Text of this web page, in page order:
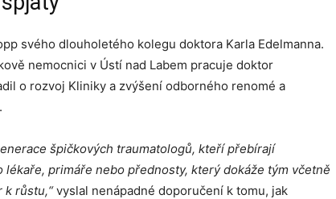
svého dlouholetého kolegu doktora Karla Edelmanna.
nemocnici v Ústí nad Labem pracuje doktor
o rozvoj Kliniky a zvýšení odborného renomé a
špičkových traumatologů, kteří přebírají
primáře nebo přednosty, který dokáže tým včetně
k růstu,“vyslal nenápadné doporučení k tomu, jak